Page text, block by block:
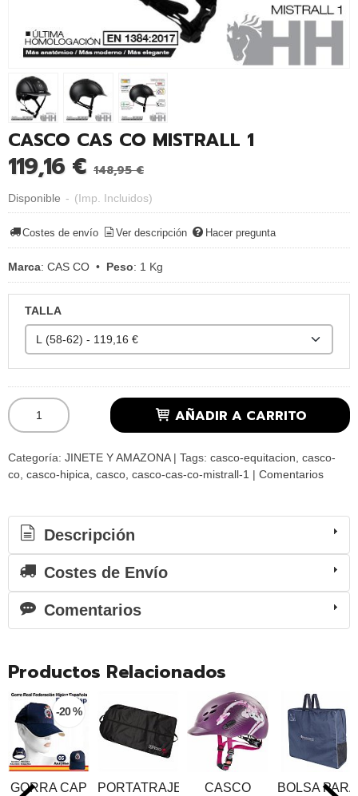
CASCO CAS CO MISTRALL 1
119,16 € 148,95 €
Disponible - (Imp. Incluidos)
Costes de envío Ver descripción Hacer pregunta
Marca: CAS CO • Peso: 1 Kg
TALLA
AÑADIR A CARRITO
Categoría: JINETE Y AMAZONA| Tags: casco-equitacion casco-
co casco-hipica casco casco-cas-co-mistrall-1 | Comentarios
Descripción
Costes de Envío
Comentarios
Productos Relacionados
-20 %
GORRA CAP
PORTATRAJES
CASCO
BOLSA PARA